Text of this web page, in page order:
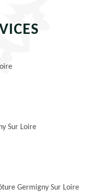
Sur Loire
Germigny Sur Loire